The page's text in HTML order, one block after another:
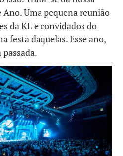
Ano. Uma pequena reunião
da KL e convidados do
festa daquelas. Esse ano,